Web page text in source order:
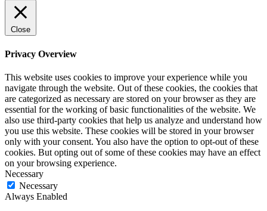
Close
Privacy Overview
This website uses cookies to improve your experience while you
navigate through the website. Out of these cookies, the cookies that
are categorized as necessary are stored on your browser as they are
essential for the working of basic functionalities of the website. We
also use third-party cookies that help us analyze and understand how
you use this website. These cookies will be stored in your browser
only with your consent. You also have the option to opt-out of these
cookies. But opting out of some of these cookies may have an effect
on your browsing experience.
Necessary
Necessary
Always Enabled